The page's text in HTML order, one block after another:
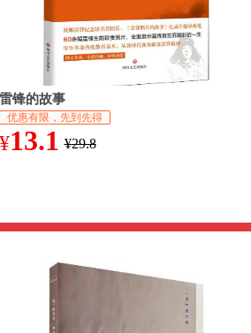
雷锋的故事
优惠有限，先到先得
¥13.1 ¥29.8